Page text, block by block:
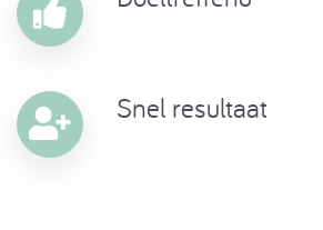
Snel resultaat